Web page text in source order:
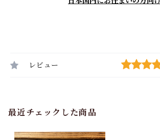
レビュー
最近チェックした商品